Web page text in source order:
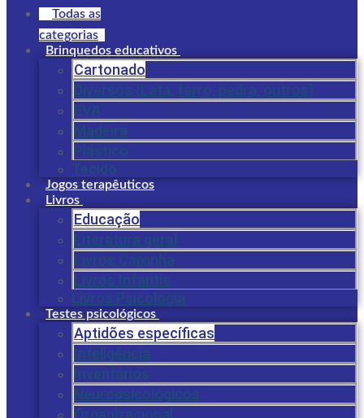
Todas as
categorias
Brinquedos educativos
Cartonado
Diversos (Lata, ferro, pedra, outros)
EVA
Madeira
Plástico
Tecido
Jogos terapêuticos
Livros
Educação
Literatura geral
Livros Caixinha
Livros Infantis
Livros Psicologia
Testes psicológicos
Aptidões específicas
Inteligência
Inventários
Neuropsicológicos
Organizacional